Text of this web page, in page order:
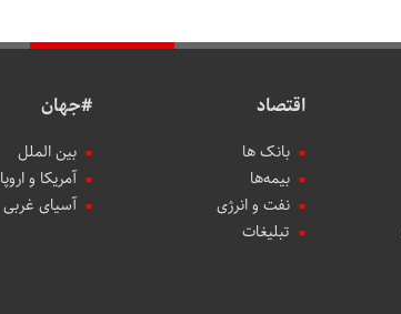
اقتصاد
بانک ها
بیمه‌ها
نفت و انرژی
تبلیغات
#جهان
بین الملل
آمریکا و اروپا
آسیای غربی